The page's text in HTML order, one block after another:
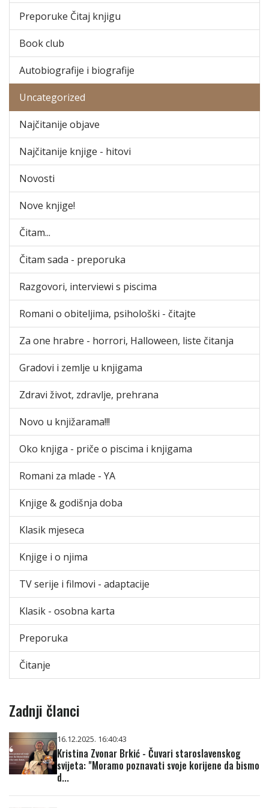
Preporuke Čitaj knjigu
Book club
Autobiografije i biografije
Uncategorized
Najčitanije objave
Najčitanije knjige - hitovi
Novosti
Nove knjige!
Čitam...
Čitam sada - preporuka
Razgovori, interviewi s piscima
Romani o obiteljima, psihološki - čitajte
Za one hrabre - horrori, Halloween, liste čitanja
Gradovi i zemlje u knjigama
Zdravi život, zdravlje, prehrana
Novo u knjižarama!!!
Oko knjiga - priče o piscima i knjigama
Romani za mlade - YA
Knjige & godišnja doba
Klasik mjeseca
Knjige i o njima
TV serije i filmovi - adaptacije
Klasik - osobna karta
Preporuka
Čitanje
Zadnji članci
16.12.2025. 16:40:43
Kristina Zvonar Brkić - Čuvari staroslavenskog
svijeta: "Moramo poznavati svoje korijene da bismo
d...